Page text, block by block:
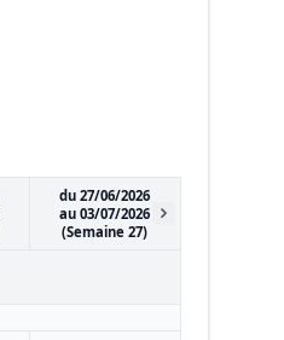
du 27/06/2026
au 03/07/2026
(Semaine 27)